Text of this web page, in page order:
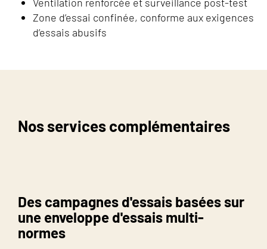
Zone d’essai confinée, conforme aux exigences
d’essais abusifs
Nos services complémentaires
Des campagnes d'essais basées sur
une enveloppe d'essais multi-
normes